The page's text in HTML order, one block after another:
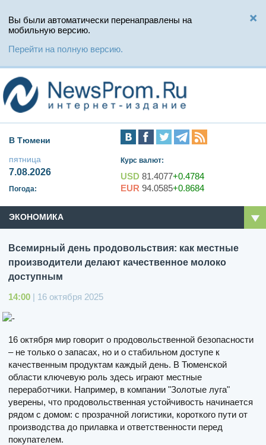
Вы были автоматически перенаправлены на
мобильную версию.
Перейти на полную версию.
В Тюмени
пятница
7.08.2026
Погода:
Курс валют:
USD 81.4077+0.4784
EUR 94.0585+0.8684
ЭКОНОМИКА
Всемирный день продовольствия: как местные
производители делают качественное молоко
доступным
14:00 | 16 октября 2025
16 октября мир говорит о продовольственной безопасности
– не только о запасах, но и о стабильном доступе к
качественным продуктам каждый день. В Тюменской
области ключевую роль здесь играют местные
переработчики. Например, в компании "Золотые луга"
уверены, что продовольственная устойчивость начинается
рядом с домом: с прозрачной логистики, короткого пути от
производства до прилавка и ответственности перед
покупателем.